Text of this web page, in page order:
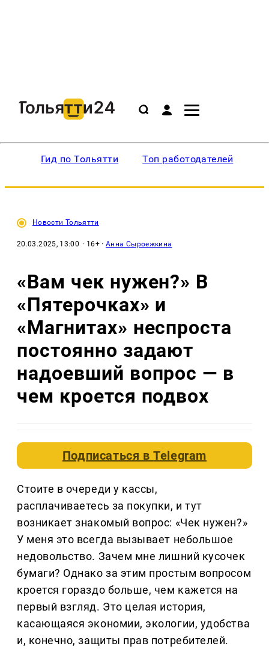
Гид по Тольятти Топ работодателей
Новости Тольятти
20.03.2025, 13:00 · 16+ ·Анна Сыроежкина
«Вам чек нужен?» В
«Пятерочках» и
«Магнитах» неспроста
постоянно задают
надоевший вопрос — в
чем кроется подвох
Подписаться вTelegram
Стоите в очереди у кассы,
расплачиваетесь за покупки, и тут
возникает знакомый вопрос: «Чек нужен?»
У меня это всегда вызывает небольшое
недовольство. Зачем мне лишний кусочек
бумаги? Однако за этим простым вопросом
кроется гораздо больше, чем кажется на
первый взгляд. Это целая история,
касающаяся экономии, экологии, удобства
и, конечно, защиты прав потребителей.